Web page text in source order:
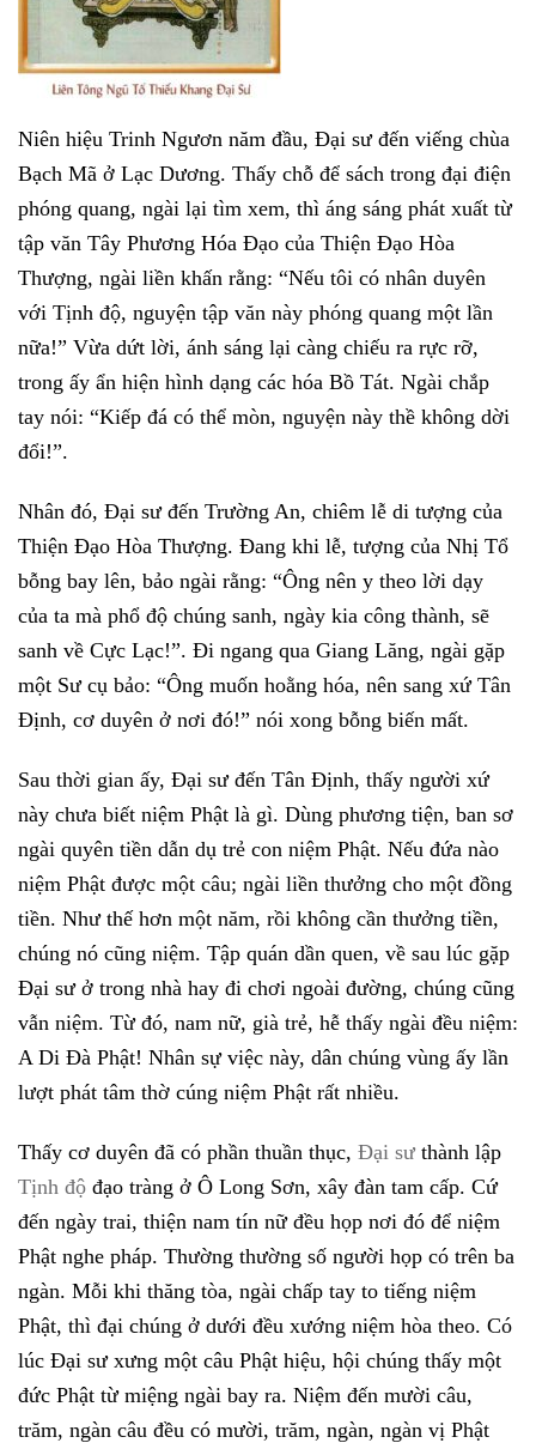
Niên hiệu Trinh Ngươn năm đầu, Đại sư đến viếng chùa
Bạch Mã ở Lạc Dương. Thấy chỗ để sách trong đại điện
phóng quang, ngài lại tìm xem, thì áng sáng phát xuất từ
tập văn Tây Phương Hóa Đạo của Thiện Đạo Hòa
Thượng, ngài liền khấn rằng: “Nếu tôi có nhân duyên
với Tịnh độ, nguyện tập văn này phóng quang một lần
nữa!” Vừa dứt lời, ánh sáng lại càng chiếu ra rực rỡ,
trong ấy ẩn hiện hình dạng các hóa Bồ Tát. Ngài chắp
tay nói: “Kiếp đá có thể mòn, nguyện này thề không dời
đổi!”.
Nhân đó, Đại sư đến Trường An, chiêm lễ di tượng của
Thiện Đạo Hòa Thượng. Đang khi lễ, tượng của Nhị Tổ
bỗng bay lên, bảo ngài rằng: “Ông nên y theo lời dạy
của ta mà phổ độ chúng sanh, ngày kia công thành, sẽ
sanh về Cực Lạc!”. Đi ngang qua Giang Lăng, ngài gặp
một Sư cụ bảo: “Ông muốn hoằng hóa, nên sang xứ Tân
Định, cơ duyên ở nơi đó!” nói xong bỗng biến mất.
Sau thời gian ấy, Đại sư đến Tân Định, thấy người xứ
này chưa biết niệm Phật là gì. Dùng phương tiện, ban sơ
ngài quyên tiền dẫn dụ trẻ con niệm Phật. Nếu đứa nào
niệm Phật được một câu; ngài liền thưởng cho một đồng
tiền. Như thế hơn một năm, rồi không cần thưởng tiền,
chúng nó cũng niệm. Tập quán dần quen, về sau lúc gặp
Đại sư ở trong nhà hay đi chơi ngoài đường, chúng cũng
vẫn niệm. Từ đó, nam nữ, già trẻ, hễ thấy ngài đều niệm:
A Di Đà Phật! Nhân sự việc này, dân chúng vùng ấy lần
lượt phát tâm thờ cúng niệm Phật rất nhiều.
Thấy cơ duyên đã có phần thuần thục, Đại sưthành lập
Tịnh độ đạo tràng ở Ô Long Sơn, xây đàn tam cấp. Cứ
đến ngày trai, thiện nam tín nữ đều họp nơi đó để niệm
Phật nghe pháp. Thường thường số người họp có trên ba
ngàn. Mỗi khi thăng tòa, ngài chấp tay to tiếng niệm
Phật, thì đại chúng ở dưới đều xướng niệm hòa theo. Có
lúc Đại sư xưng một câu Phật hiệu, hội chúng thấy một
đức Phật từ miệng ngài bay ra. Niệm đến mười câu,
trăm, ngàn câu đều có mười, trăm, ngàn, ngàn vị Phật